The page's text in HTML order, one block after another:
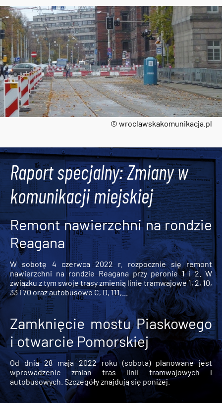
© wroclawskakomunikacja.pl
Raport specjalny: Zmiany w
komunikacji miejskiej
Remont nawierzchni na rondzie
Reagana
W sobotę 4 czerwca 2022 r. rozpocznie się remont
nawierzchni na rondzie Reagana przy peronie 1 i 2. W
związku z tym swoje trasy zmienią linie tramwajowe 1, 2, 10,
33 i 70 oraz autobusowe C, D, 111,...
Zamknięcie mostu Piaskowego
i otwarcie Pomorskiej
Od dnia 28 maja 2022 roku (sobota) planowane jest
wprowadzenie zmian tras linii tramwajowych i
autobusowych. Szczegóły znajdują się poniżej.